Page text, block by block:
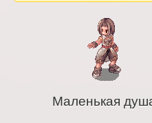
Маленькая